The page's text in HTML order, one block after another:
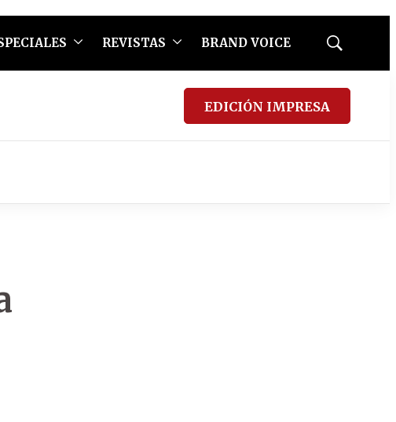
REVISTAS BRAND VOICE
Mostrar
EDICIÓN IMPRESA